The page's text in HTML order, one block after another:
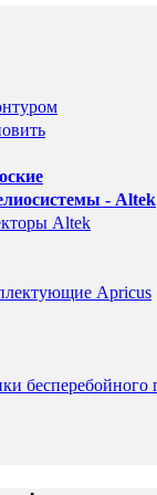
- Altek
Altek
Apricus
бесперебойного